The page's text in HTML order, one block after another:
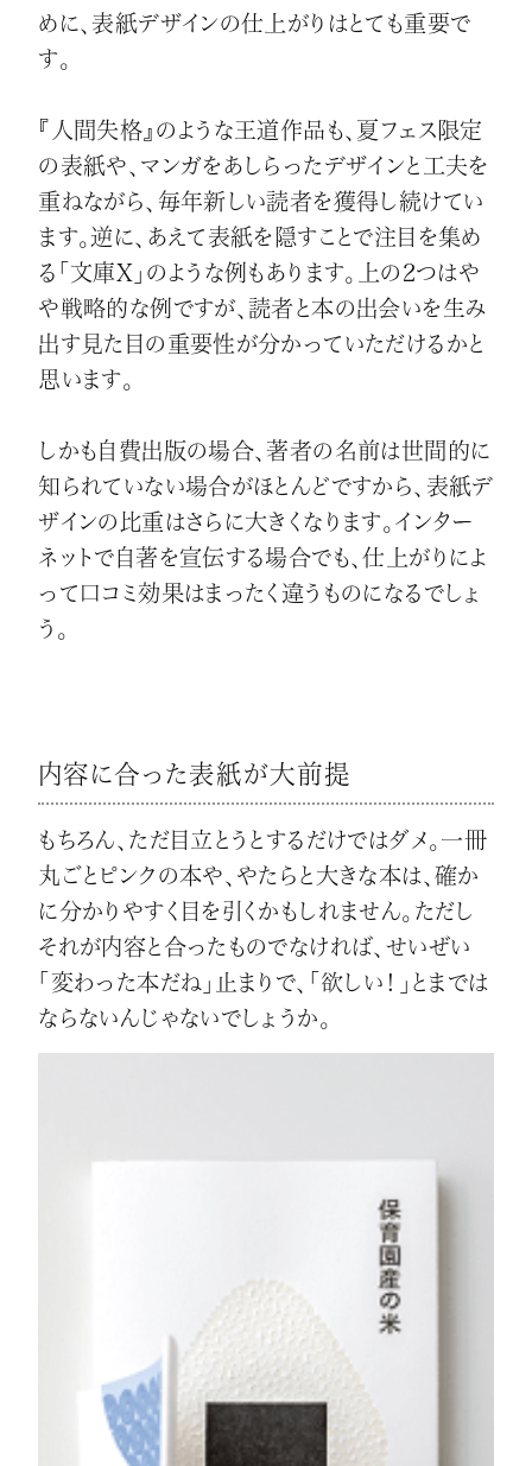
めに、表紙デザインの仕上がりはとても重要で
す。
『人間失格』のような王道作品も、夏フェス限定
の表紙や、マンガをあしらったデザインと工夫を
重ねながら、毎年新しい読者を獲得し続けてい
ます。逆に、あえて表紙を隠すことで注目を集め
る「文庫X」のような例もあります。上の2つはや
や戦略的な例ですが、読者と本の出会いを生み
出す見た目の重要性が分かっていただけるかと
思います。
しかも自費出版の場合、著者の名前は世間的に
知られていない場合がほとんどですから、表紙デ
ザインの比重はさらに大きくなります。インター
ネットで自著を宣伝する場合でも、仕上がりによ
って口コミ効果はまったく違うものになるでしょ
う。
内容に合った表紙が大前提
もちろん、ただ目立とうとするだけではダメ。一冊
丸ごとピンクの本や、やたらと大きな本は、確か
に分かりやすく目を引くかもしれません。ただし
それが内容と合ったものでなければ、せいぜい
「変わった本だね」止まりで、「欲しい！」とまでは
ならないんじゃないでしょうか。